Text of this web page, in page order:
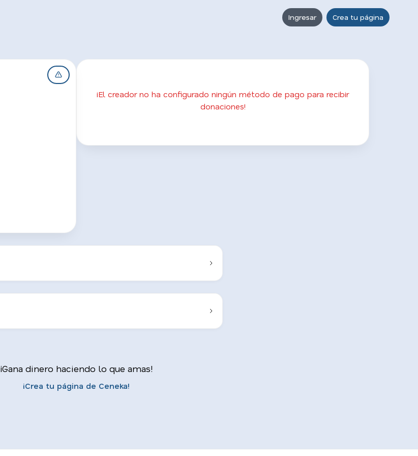
Ingresar Crea tu página
¡El creador no ha configurado ningún método de pago para recibir
donaciones!
¡Gana dinero haciendo lo que amas!
¡Crea tu página de Ceneka!